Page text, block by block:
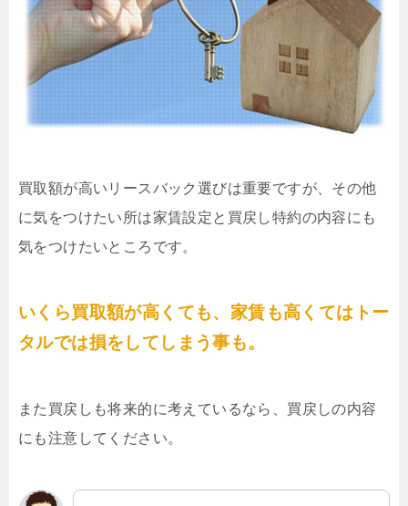
買取額が高いリースバック選びは重要ですが、その他
に気をつけたい所は家賃設定と買戻し特約の内容にも
気をつけたいところです。
いくら買取額が高くても、家賃も高くてはトー
タルでは損をしてしまう事も。
また買戻しも将来的に考えているなら、買戻しの内容
にも注意してください。